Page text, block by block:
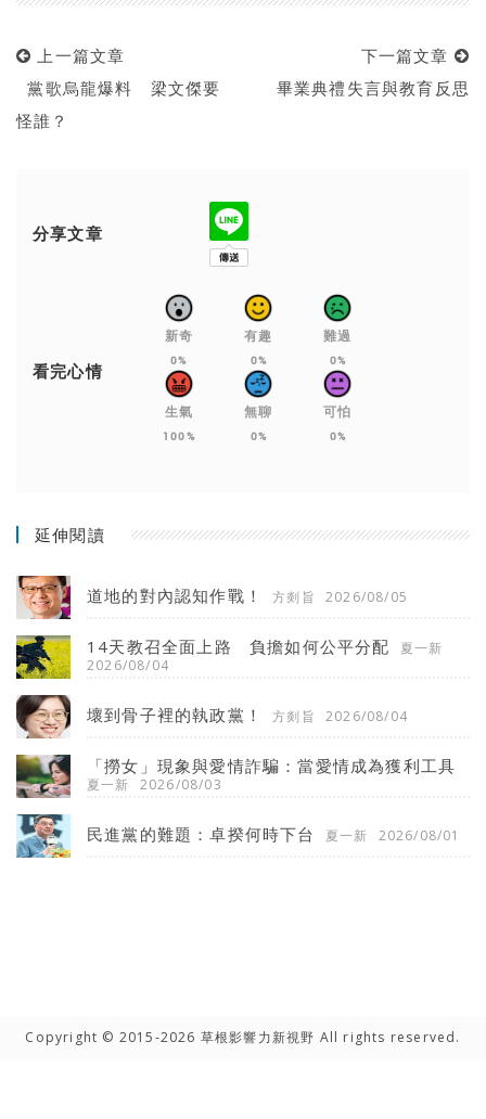
上一篇文章
黨歌烏龍爆料 梁文傑要
怪誰？
下一篇文章
畢業典禮失言與教育反思
分享文章
看完心情
新奇
0%
有趣
0%
難過
0%
生氣
100%
無聊
0%
可怕
0%
延伸閱讀
道地的對內認知作戰！ 方剡旨 2026/08/05
14天教召全面上路 負擔如何公平分配
夏一新
2026/08/04
壞到骨子裡的執政黨！ 方剡旨 2026/08/04
「撈女」現象與愛情詐騙：當愛情成為獲利工具
夏一新 2026/08/03
民進黨的難題：卓揆何時下台 夏一新 2026/08/01
Copyright © 2015-2026 草根影響力新視野 All rights reserved.